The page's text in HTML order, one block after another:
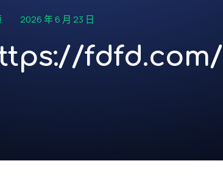
2026 年 6 月 23 日
fdfd.com/